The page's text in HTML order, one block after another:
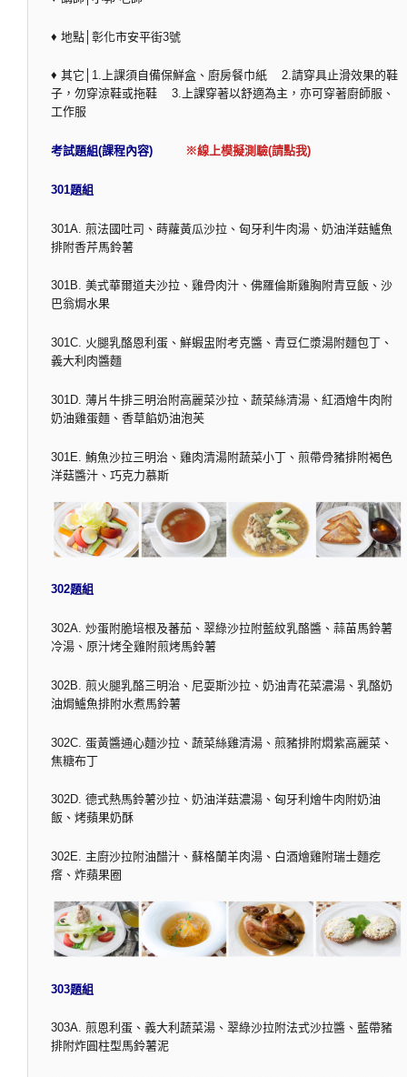
♦ 地點│彰化市安平街3號
♦ 其它│1.上課須自備保鮮盒、廚房餐巾紙 2.請穿具止滑效果的鞋
子，勿穿涼鞋或拖鞋 3.上課穿著以舒適為主，亦可穿著廚師服、
工作服
考試題組(課程內容) ※線上模擬測驗(請點我)
301題組
301A. 煎法國吐司、蒔蘿黃瓜沙拉、匈牙利牛肉湯、奶油洋菇鱸魚
排附香芹馬鈴薯
301B. 美式華爾道夫沙拉、雞骨肉汁、佛羅倫斯雞胸附青豆飯、沙
巴翁焗水果
301C. 火腿乳酪恩利蛋、鮮蝦盅附考克醬、青豆仁漿湯附麵包丁、
義大利肉醬麵
301D. 薄片牛排三明治附高麗菜沙拉、蔬菜絲清湯、紅酒燴牛肉附
奶油雞蛋麵、香草餡奶油泡芙
301E. 鮪魚沙拉三明治、雞肉清湯附蔬菜小丁、煎帶骨豬排附褐色
洋菇醬汁、巧克力慕斯
302題組
302A. 炒蛋附脆培根及蕃茄、翠綠沙拉附藍紋乳酪醬、蒜苗馬鈴薯
冷湯、原汁烤全雞附煎烤馬鈴薯
302B. 煎火腿乳酪三明治、尼耍斯沙拉、奶油青花菜濃湯、乳酪奶
油焗鱸魚排附水煮馬鈴薯
302C. 蛋黃醬通心麵沙拉、蔬菜絲雞清湯、煎豬排附燜紫高麗菜、
焦糖布丁
302D. 德式熱馬鈴薯沙拉、奶油洋菇濃湯、匈牙利燴牛肉附奶油
飯、烤蘋果奶酥
302E. 主廚沙拉附油醋汁、蘇格蘭羊肉湯、白酒燴雞附瑞士麵疙
瘩、炸蘋果圈
303題組
303A. 煎恩利蛋、義大利蔬菜湯、翠綠沙拉附法式沙拉醬、藍帶豬
排附炸圓柱型馬鈴薯泥